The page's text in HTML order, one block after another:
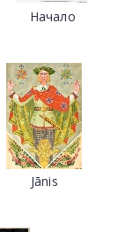
Начало
Jānis